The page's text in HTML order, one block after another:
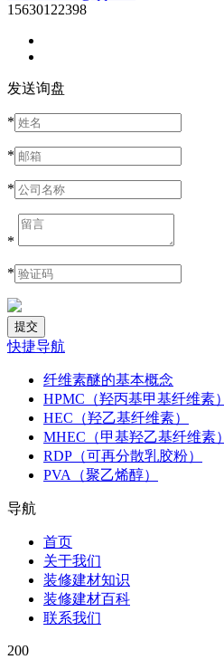
15630122398
发送询盘
*
*
*
*
*
快捷导航
纤维素醚的基本概念
HPMC（羟丙基甲基纤维素）
HEC（羟乙基纤维素）
MHEC（甲基羟乙基纤维素）
RDP（可再分散乳胶粉）
PVA（聚乙烯醇）
导航
首页
关于我们
装修建材知识
装修建材百科
联系我们
200